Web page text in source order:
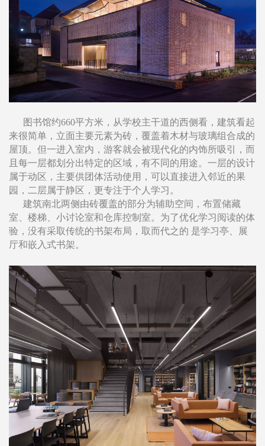
图书馆约660平方米，从学校主干道的西侧看，建筑看起
来很简单，立面主要元素为砖，覆盖着木材与玻璃组合成的
屋顶。但一进入室内，游客就会被现代化的内饰所吸引，而
且每一层都划分出特定的区域，有不同的用途。一层的设计
属于动区，主要供团体活动使用，可以直接进入邻近的果
园，二层属于静区，更专注于个人学习。
建筑南北两侧由砖覆盖的部分为辅助空间，布置储藏
室、楼梯、小讨论室和仓库控制室。为了优化学习阅读的体
验，没有采取传统的书架布局，取而代之的 是学习亭、展
厅和嵌入式书架。